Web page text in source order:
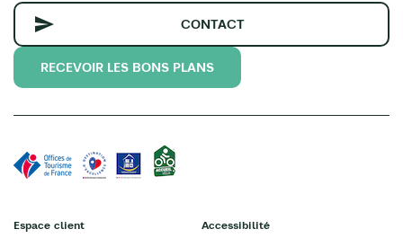
CONTACT
RECEVOIR LES BONS PLANS
Espace client Accessibilité